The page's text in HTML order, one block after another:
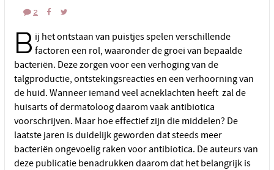
2
B ij het ontstaan van puistjes spelen verschillende
factoren een rol, waaronder de groei van bepaalde
bacteriën. Deze zorgen voor een verhoging van de
talgproductie, ontstekingsreacties en een verhoorning van
de huid. Wanneer iemand veel acneklachten heeft zal de
huisarts of dermatoloog daarom vaak antibiotica
voorschrijven. Maar hoe effectief zijn die middelen? De
laatste jaren is duidelijk geworden dat steeds meer
bacteriën ongevoelig raken voor antibiotica. De auteurs van
deze publicatie benadrukken daarom dat het belangrijk is